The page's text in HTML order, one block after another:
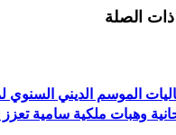
ذات الصلة
الموسم الديني السنوي
وهبات ملكية سامية